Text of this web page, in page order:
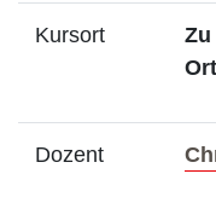
Kursort
Dozent